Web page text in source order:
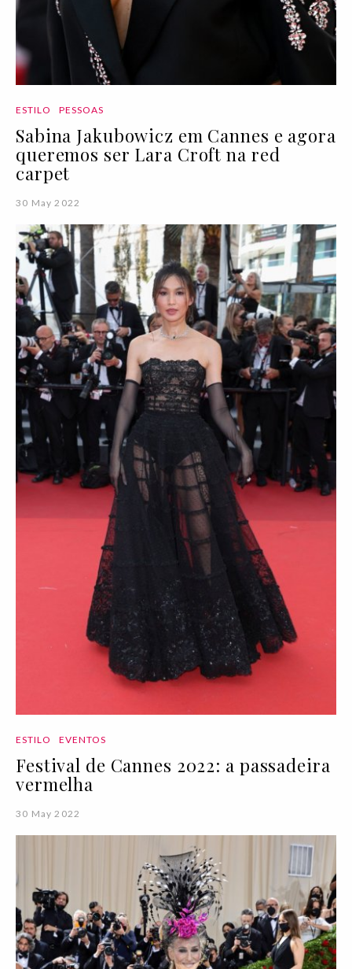
ESTILO PESSOAS
Sabina Jakubowicz em Cannes e agora
queremos ser Lara Croft na red
carpet
30 May 2022
ESTILO EVENTOS
Festival de Cannes 2022: a passadeira
vermelha
30 May 2022